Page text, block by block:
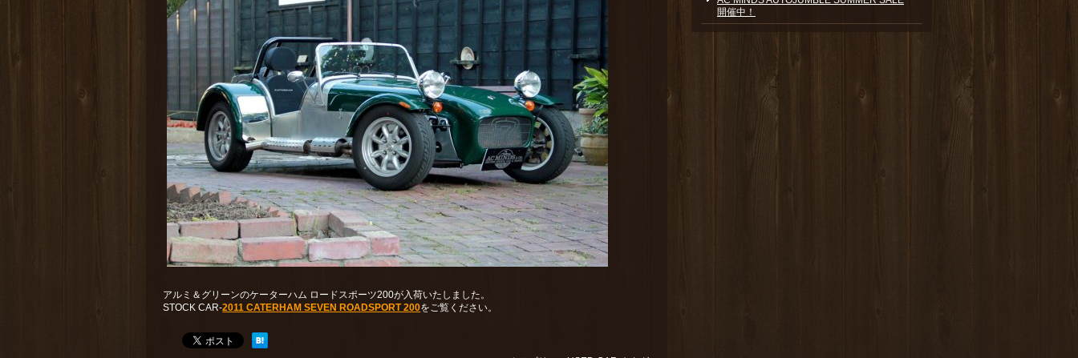
アルミ＆グリーンのケーターハム ロードスポーツ200が入荷いたしました。
STOCK CAR-2011 CATERHAM SEVEN ROADSPORT 200をご覧ください。
開催中！